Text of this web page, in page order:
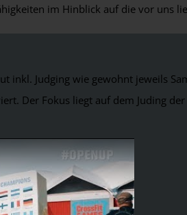
im Hinblick auf die vor uns
inkl. Judging wie gewohnt jeweils
Der Fokus liegt auf dem Juding